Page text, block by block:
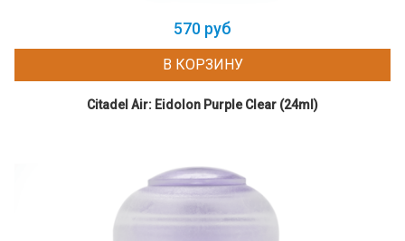
570 руб
В КОРЗИНУ
Citadel Air: Eidolon Purple Clear (24ml)